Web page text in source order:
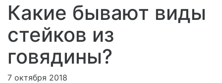
Какие бывают виды
стейков из
говядины?
7 октября 2018